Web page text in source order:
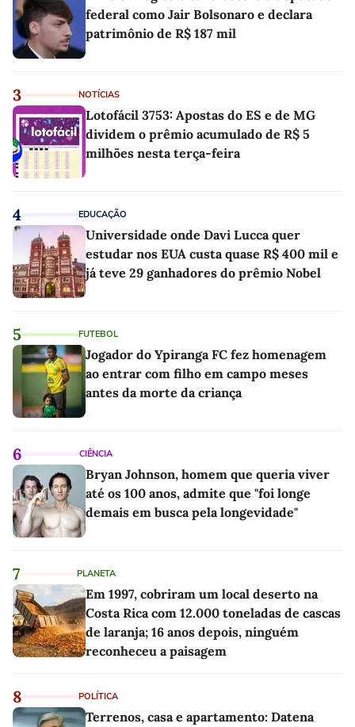
federal como Jair Bolsonaro e declara
patrimônio de R$ 187 mil
3 NOTÍCIAS
Lotofácil 3753: Apostas do ES e de MG
dividem o prêmio acumulado de R$ 5
milhões nesta terça-feira
4 EDUCAÇÃO
Universidade onde Davi Lucca quer
estudar nos EUA custa quase R$ 400 mil e
já teve 29 ganhadores do prêmio Nobel
5 FUTEBOL
Jogador do Ypiranga FC fez homenagem
ao entrar com filho em campo meses
antes da morte da criança
6 CIÊNCIA
Bryan Johnson, homem que queria viver
até os 100 anos, admite que "foi longe
demais em busca pela longevidade"
7 PLANETA
Em 1997, cobriram um local deserto na
Costa Rica com 12.000 toneladas de cascas
de laranja; 16 anos depois, ninguém
reconheceu a paisagem
8 POLÍTICA
Terrenos, casa e apartamento: Datena